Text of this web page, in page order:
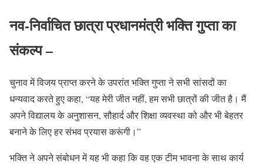
नव-निर्वाचित छात्रा प्रधानमंत्री भक्ति गुप्ता का
संकल्प –
चुनाव में विजय प्राप्त करने के उपरांत भक्ति गुप्ता ने सभी सांसदों का
धन्यवाद करते हुए कहा, “यह मेरी जीत नहीं, हम सभी छात्रों की जीत है। मैं
अपने विद्यालय के अनुशासन, सौहार्द और शिक्षा व्यवस्था को और भी बेहतर
बनाने के लिए हर संभव प्रयास करूंगी।”
भक्ति ने अपने संबोधन में यह भी कहा कि वह एक टीम भावना के साथ कार्य